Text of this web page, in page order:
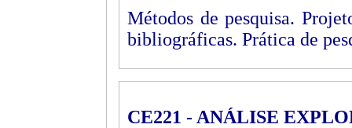
Métodos de pesquisa.
bibliográficas. Prática de
CE221 - ANÁLISE